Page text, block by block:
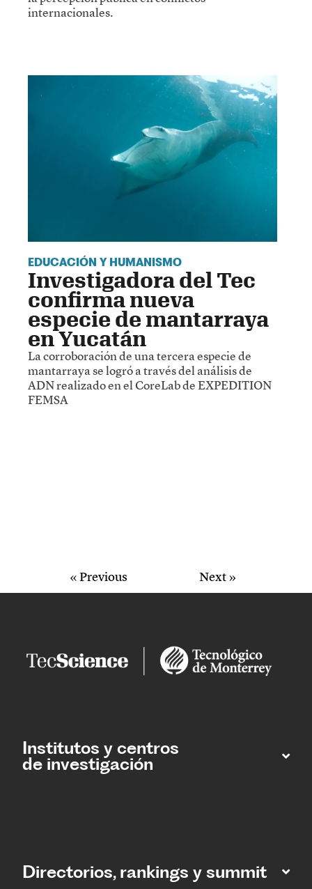
internacionales.
EDUCACIÓN Y HUMANISMO
Investigadora del Tec
confirma nueva
especie de mantarraya
en Yucatán
La corroboración de una tercera especie de
mantarraya se logró a través del análisis de
ADN realizado en el CoreLab de EXPEDITION
FEMSA
« Previous Next »
Institutos y centros
de investigación
Directorios, rankings y summit